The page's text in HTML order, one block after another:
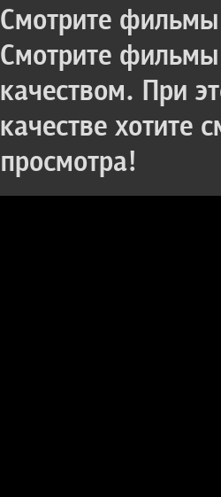
Смотрите
Смотрите
качеством. При
качестве хотите
просмотра!